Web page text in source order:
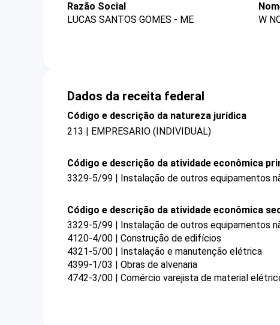
Razão Social
LUCAS SANTOS GOMES - ME
W
Dados da receita federal
Código e descrição da natureza jurídica
213 | EMPRESARIO (INDIVIDUAL)
Código e descrição da atividade econômica
3329-5/99 | Instalação de outros equipamentos
Código e descrição da atividade econômica
3329-5/99 | Instalação de outros equipamentos
4120-4/00 | Construção de edifícios
4321-5/00 | Instalação e manutenção elétrica
4399-1/03 | Obras de alvenaria
4742-3/00 | Comércio varejista de material